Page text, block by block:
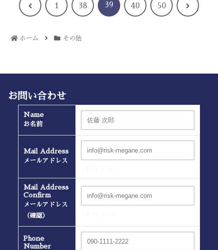
前 1 38 39 40 50 次
ホーム その他
お問い合わせ
Name
お名前
Mail Address
メールアドレス
Mail Address
Confirm
メールアドレス
（確認）
Phone
Number